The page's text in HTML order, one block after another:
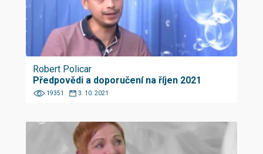
Robert Policar
Předpovědi a doporučení na říjen 2021
19351 3. 10. 2021